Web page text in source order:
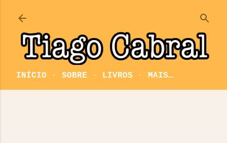
INÍCIO SOBRE LIVROS MAIS…